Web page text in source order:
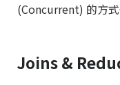
(Concurrent) 的方
Joins &